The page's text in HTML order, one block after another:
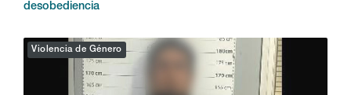
desobediencia
Violencia de Género